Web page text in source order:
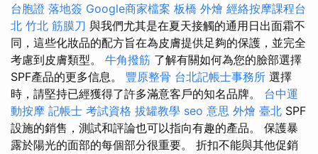
台胞證 落地簽 Google商家檔案 板橋 外燴 經絡按摩課程台
北 竹北 筋膜刀 與我們尤其是在夏天接觸的通用日出面霜不
同，這些化妝品的配方旨在為皮膚提供足夠的保護，並完全
考慮到皮膚類型。 牛角撥筋 了解有關如何為您的臉部選擇
SPF產品的更多信息。 豐原整骨 台北記帳士事務所 選擇
時，請堅持已經獲得了許多滿意客戶的知名品牌。 台中運
動按摩 記帳士 考試資格 拔罐教學 seo 意思 外燴 臺北 SPF
設施的銷售，測試和評論也可以指向有趣的產品。 保護暴
露於陽光的面部的每個部分很重要。 折扣不能與其他促銷